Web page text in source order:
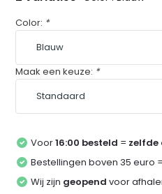
Color: *
Maak een keuze: *
Voor16:00 besteld = zelfde
Bestellingen boven 35 euro =
Wij zijn geopend voor